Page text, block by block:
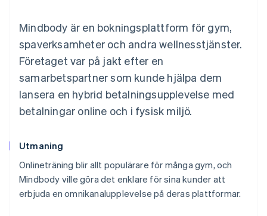
Mindbody är en bokningsplattform för gym,
spaverksamheter och andra wellnesstjänster.
Företaget var på jakt efter en
samarbetspartner som kunde hjälpa dem
lansera en hybrid betalningsupplevelse med
betalningar online och i fysisk miljö.
Utmaning
Onlineträning blir allt populärare för många gym, och
Mindbody ville göra det enklare för sina kunder att
erbjuda en omnikanalupplevelse på deras plattformar.